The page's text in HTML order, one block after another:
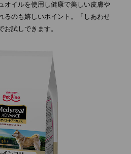
オイルを使用し健康で美しい皮膚や
るのも嬉しいポイント。「しあわせ
試しできます。